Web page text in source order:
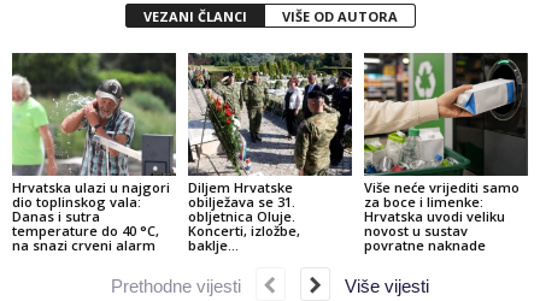
VEZANI ČLANCI VIŠE OD AUTORA
Hrvatska ulazi u najgori
dio toplinskog vala:
Danas i sutra
temperature do 40 °C,
na snazi crveni alarm
Diljem Hrvatske
obilježava se 31.
obljetnica Oluje.
Koncerti, izložbe,
baklje…
Više neće vrijediti samo
za boce i limenke:
Hrvatska uvodi veliku
novost u sustav
povratne naknade
Prethodne vijesti Više vijesti